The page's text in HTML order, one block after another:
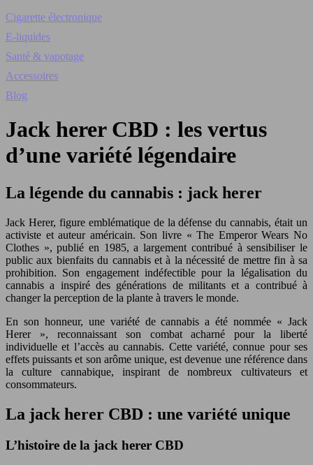
Cigarette électronique
E-liquides
Santé & vapotage
Accessoires
Blog
Jack herer CBD : les vertus
d’une variété légendaire
La légende du cannabis : jack herer
Jack Herer, figure emblématique de la défense du cannabis, était un
activiste et auteur américain. Son livre « The Emperor Wears No
Clothes », publié en 1985, a largement contribué à sensibiliser le
public aux bienfaits du cannabis et à la nécessité de mettre fin à sa
prohibition. Son engagement indéfectible pour la légalisation du
cannabis a inspiré des générations de militants et a contribué à
changer la perception de la plante à travers le monde.
En son honneur, une variété de cannabis a été nommée « Jack
Herer », reconnaissant son combat acharné pour la liberté
individuelle et l’accès au cannabis. Cette variété, connue pour ses
effets puissants et son arôme unique, est devenue une référence dans
la culture cannabique, inspirant de nombreux cultivateurs et
consommateurs.
La jack herer CBD : une variété unique
L’histoire de la jack herer CBD